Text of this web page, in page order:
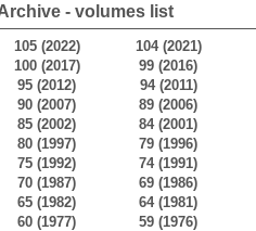
- volumes list
105 (2022) 104 (2021)
100 (2017)
99 (2016)
95 (2012)
94 (2011)
90 (2007)
89 (2006)
85 (2002)
84 (2001)
80 (1997)
79 (1996)
75 (1992)
74 (1991)
70 (1987)
69 (1986)
65 (1982)
64 (1981)
60 (1977)
59 (1976)